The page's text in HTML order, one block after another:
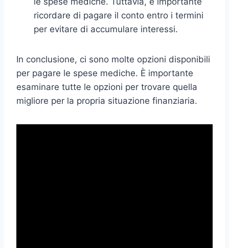
ricordare di pagare il conto entro i termini
per evitare di accumulare interessi.
In conclusione, ci sono molte opzioni disponibili
per pagare le spese mediche. È importante
esaminare tutte le opzioni per trovare quella
migliore per la propria situazione finanziaria.